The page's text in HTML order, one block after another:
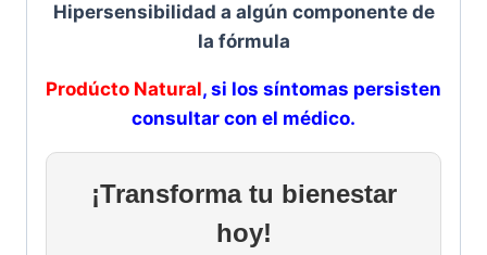
Hipersensibilidad a algún componente de
la fórmula
Prodúcto Natural, si los síntomas persisten
consultar con el médico.
¡Transforma tu bienestar
hoy!